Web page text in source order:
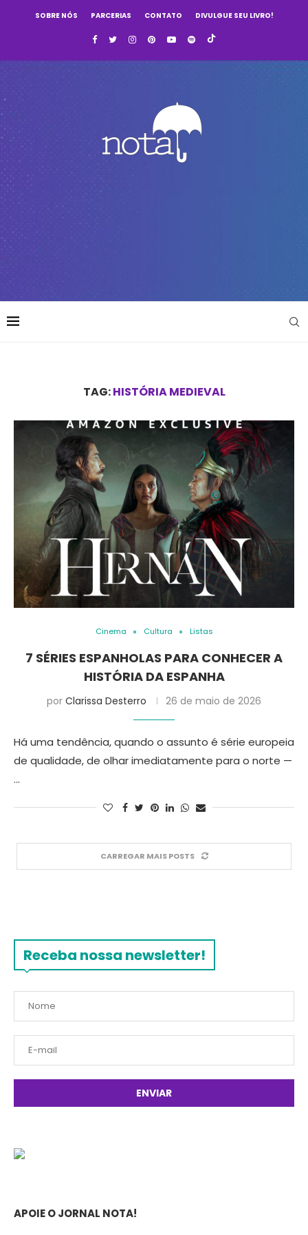
SOBRE NÓS PARCERIAS CONTATO DIVULGUE SEU LIVRO!
TAG:HISTÓRIA MEDIEVAL
Cinema Cultura Listas
7 SÉRIES ESPANHOLAS PARA CONHECER A
HISTÓRIA DA ESPANHA
por Clarissa Desterro 26 de maio de 2026
Há uma tendência, quando o assunto é série europeia
de qualidade, de olhar imediatamente para o norte —
…
CARREGAR MAIS POSTS
Receba nossa newsletter!
APOIE O JORNAL NOTA!